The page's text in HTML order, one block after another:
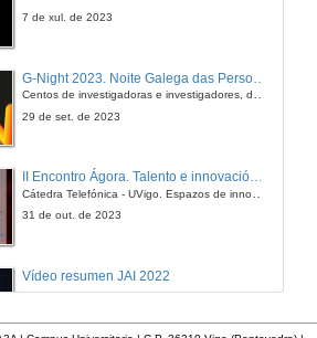
7 de xul. de 2023
Centos de investigadoras e investigadores, decenas de actividades e sete cidades
29 de set. de 2023
II Encontro Ágora. Talento e innovación na era da transformación dixital
31 de out. de 2023
Vídeo resumen JAI 2022